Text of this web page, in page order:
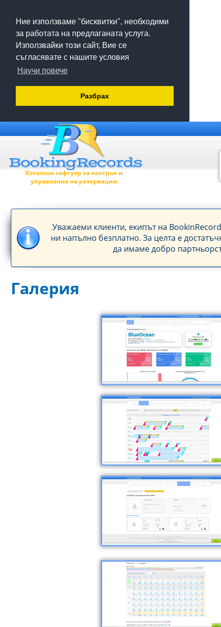
Ние използваме "бисквитки", необходими
за работата на предлаганата услуга.
Използвайки този сайт, Вие се
съгласявате с нашите условия
Научи повече
Разбрах
Хотелски софтуер за контрол и
управление на резервации
Уважаеми клиенти, екипът на
ни напълно безплатно. За целта е
да имаме добро
Галерия